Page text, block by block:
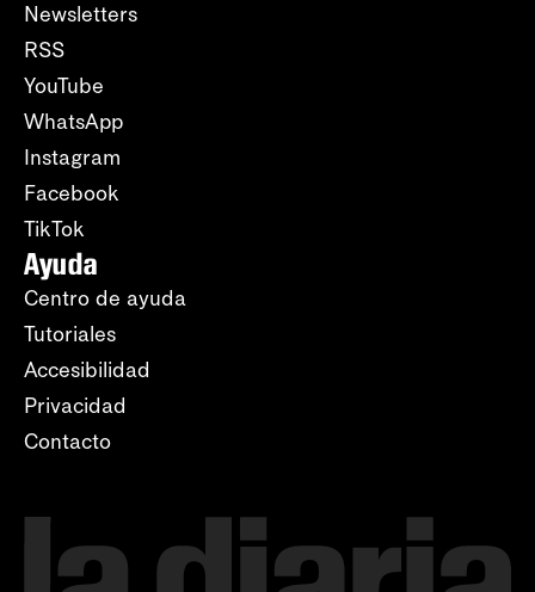
Newsletters
RSS
YouTube
WhatsApp
Instagram
Facebook
TikTok
Ayuda
Centro de ayuda
Tutoriales
Accesibilidad
Privacidad
Contacto